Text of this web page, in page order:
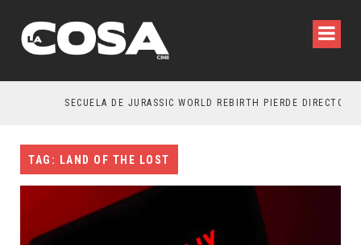
SECUELA DE JURASSIC WORLD REBIRTH PIERDE DIRECTOR
TAG: LAND OF THE LOST